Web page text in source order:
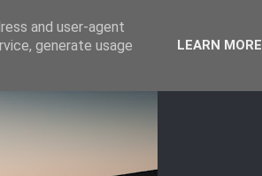
and user-agent
generate usage
LEARN MORE